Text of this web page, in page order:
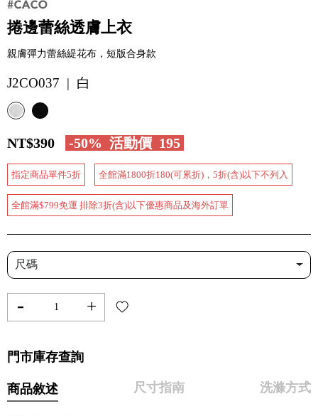
捲邊蕾絲透膚上衣
親膚彈力蕾絲緹花布，短版合身款
J2CO037 | 白
NT$390 -50% 活動價 195
指定商品單件5折 全館滿1800折180(可累折)，5折(含)以下不列入
全館滿$799免運 排除3折(含)以下優惠商品及海外訂單
尺碼
- +
門市庫存查詢
商品敘述 尺寸指南 洗滌方式